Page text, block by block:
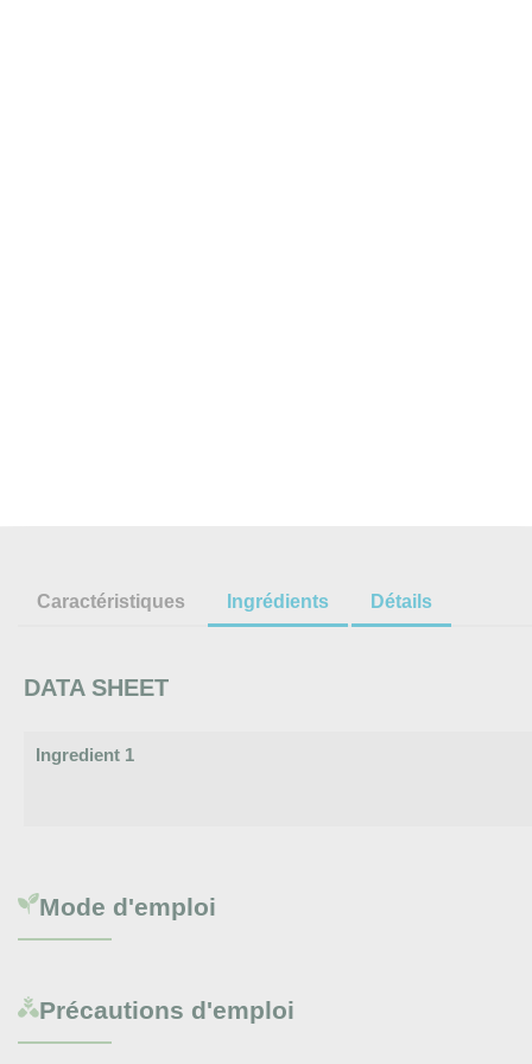
Caractéristiques Ingrédients Détails
DATA SHEET
Ingredient 1
Mode d'emploi
Précautions d'emploi